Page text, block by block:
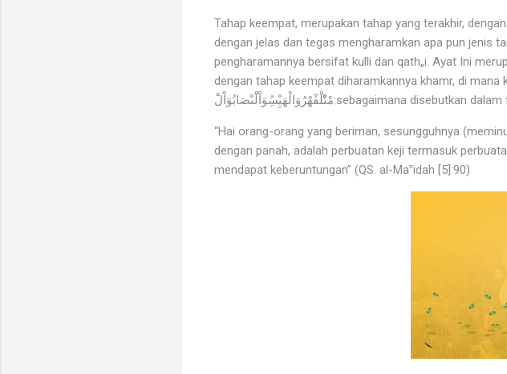
Tahap keempat, merupakan tahap yang terakhir,
dengan jelas dan tegas mengharamkan apa pun jenis
pengharamannya bersifat kulli dan qath„i. Ayat Ini
dengan tahap keempat diharamkannya khamr, di
“Hai orang-orang yang beriman, sesungguhnya
dengan panah, adalah perbuatan keji termasuk
mendapat keberuntungan” (QS. al-Ma‟idah [5]:90)